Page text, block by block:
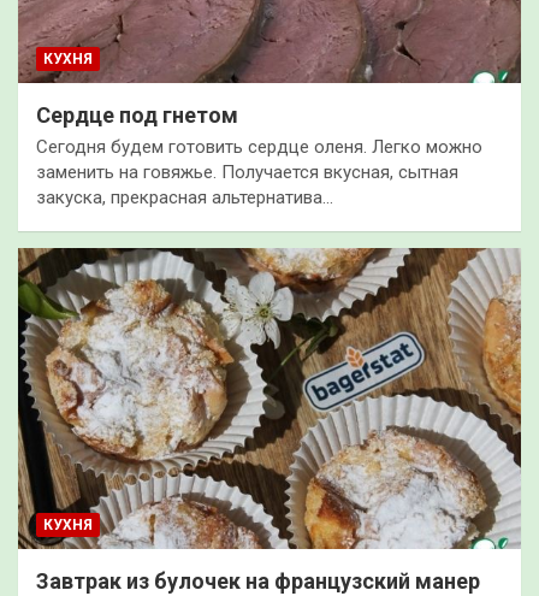
КУХНЯ
Сердце под гнетом
Сегодня будем готовить сердце оленя. Легко можно
заменить на говяжье. Получается вкусная, сытная
закуска, прекрасная альтернатива…
КУХНЯ
Завтрак из булочек на французский манер